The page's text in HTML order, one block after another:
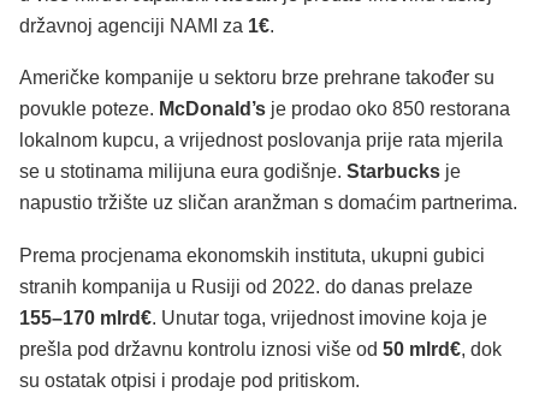
državnoj agenciji NAMI za 1€.
Američke kompanije u sektoru brze prehrane također su
povukle poteze. McDonald’s je prodao oko 850 restorana
lokalnom kupcu, a vrijednost poslovanja prije rata mjerila
se u stotinama milijuna eura godišnje. Starbucks je
napustio tržište uz sličan aranžman s domaćim partnerima.
Prema procjenama ekonomskih instituta, ukupni gubici
stranih kompanija u Rusiji od 2022. do danas prelaze
155–170 mlrd€. Unutar toga, vrijednost imovine koja je
prešla pod državnu kontrolu iznosi više od 50 mlrd€, dok
su ostatak otpisi i prodaje pod pritiskom.